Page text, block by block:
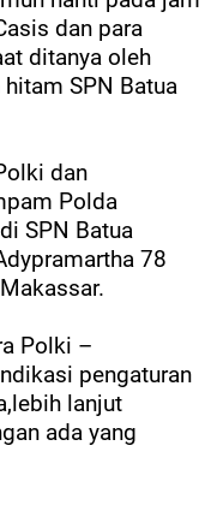
dan para
ditanya oleh
SPN Batua
dan
Polda
SPN Batua
78
Polki –
pengaturan
lanjut
ada yang